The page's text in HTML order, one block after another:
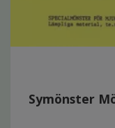
Symönster